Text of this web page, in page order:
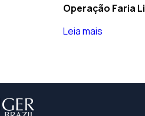
Operação Faria
Leia mais